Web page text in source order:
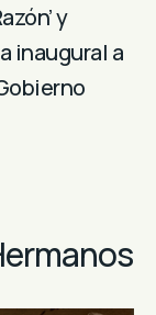
y
inaugural a